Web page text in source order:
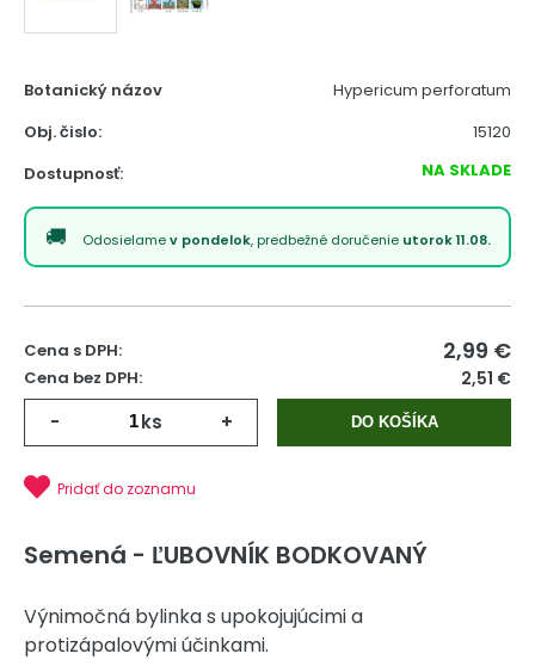
Botanický názov
Hypericum perforatum
Obj. čislo:
15120
Dostupnosť:
NA SKLADE
Odosielamev pondelok, predbežné doručenie utorok 11.08.
Cena s DPH: 2,99 €
Cena bez DPH: 2,51 €
- ks + DO KOŠÍKA
Pridať do zoznamu
Semená - ĽUBOVNÍK BODKOVANÝ
Výnimočná bylinka s upokojujúcimi a
protizápalovými účinkami.